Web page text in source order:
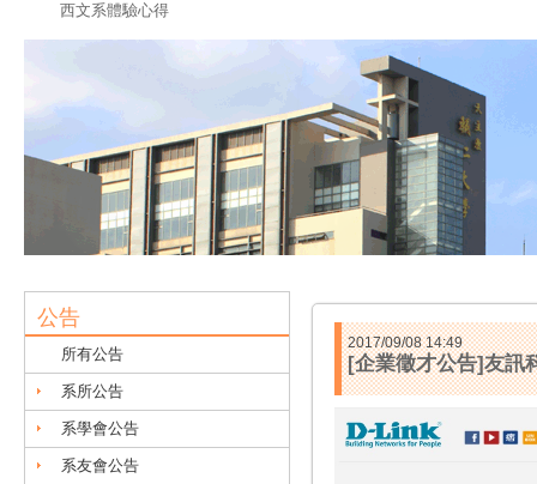
西文系體驗心得
公告
所有公告
系所公告
系學會公告
系友會公告
2017/09/08 14:49
[企業徵才公告]友訊